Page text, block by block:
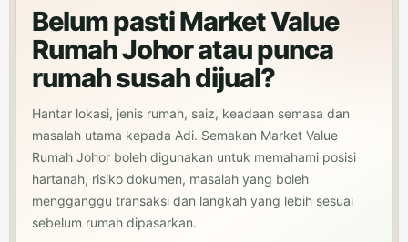
Belum pasti Market Value
Rumah Johor atau punca
rumah susah dijual?
Hantar lokasi, jenis rumah, saiz, keadaan semasa dan
masalah utama kepada Adi. Semakan Market Value
Rumah Johor boleh digunakan untuk memahami posisi
hartanah, risiko dokumen, masalah yang boleh
mengganggu transaksi dan langkah yang lebih sesuai
sebelum rumah dipasarkan.